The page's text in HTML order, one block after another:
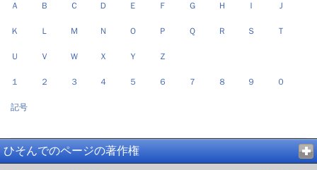
Ａ Ｂ Ｃ Ｄ Ｅ Ｆ Ｇ Ｈ Ｉ Ｊ
Ｋ Ｌ Ｍ Ｎ Ｏ Ｐ Ｑ Ｒ Ｓ Ｔ
Ｕ Ｖ Ｗ Ｘ Ｙ Ｚ
１ ２ ３ ４ ５ ６ ７ ８ ９ ０
記号
ひそんでのページの著作権